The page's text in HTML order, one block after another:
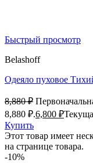
Быстрый просмотр
Belashoff
Одеяло пуховое
8,880₽
8,880 ₽.6,800 ₽
Купить
Этот товар имеет
на странице товара.
-10%